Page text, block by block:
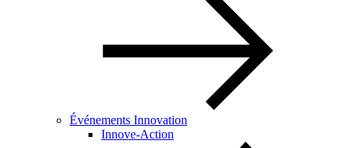
Événements Innovation
Innove-Action